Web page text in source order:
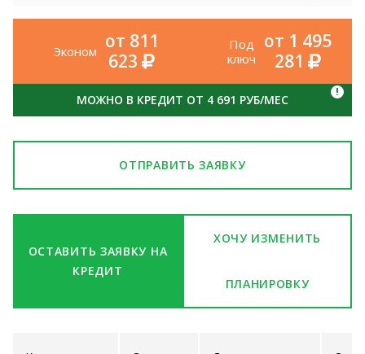
Эконом от 811
623
Под
ключ
от 1 495
281
МОЖНО В КРЕДИТ ОТ 4 691 РУБ/МЕС
!
ХОЧУ ИЗМЕНИТЬ
ПЛАНИРОВКУ
ОСТАВИТЬ ЗАЯВКУ НА
КРЕДИТ
ОТПРАВИТЬ ЗАЯВКУ